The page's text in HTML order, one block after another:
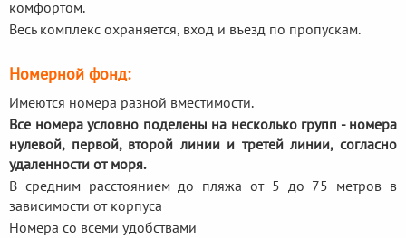
комфортом.
Весь комплекс охраняется, вход и въезд по пропускам.
Номерной фонд:
Имеются номера разной вместимости.
Все номера условно поделены на несколько групп - номера
нулевой, первой, второй линии и третей линии, согласно
удаленности от моря.
В средним расстоянием до пляжа от 5 до 75 метров в
зависимости от корпуса
Номера со всеми удобствами